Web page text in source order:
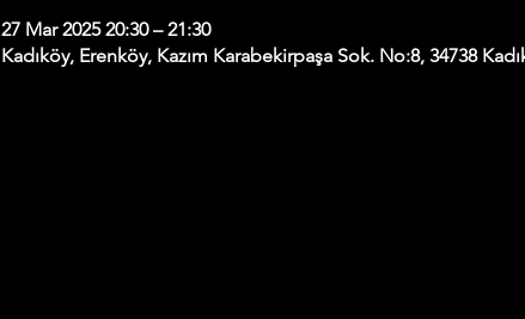
27 Mar 2025 20:30 – 21:30
Kadıköy, Erenköy, Kazım Karabekirpaşa Sok. No:8, 34738